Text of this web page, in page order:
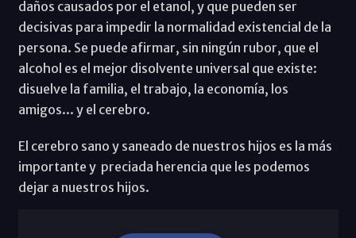
daños causados por el etanol, y que pueden ser
decisivas para impedir la normalidad existencial de la
persona. Se puede afirmar, sin ningún rubor, que el
alcohol es el mejor disolvente universal que existe:
disuelve la familia, el trabajo, la economía, los
amigos... y el cerebro.
El cerebro sano y saneado de nuestros hijos es la más
importante y preciada herencia que les podemos
dejar a nuestros hijos.